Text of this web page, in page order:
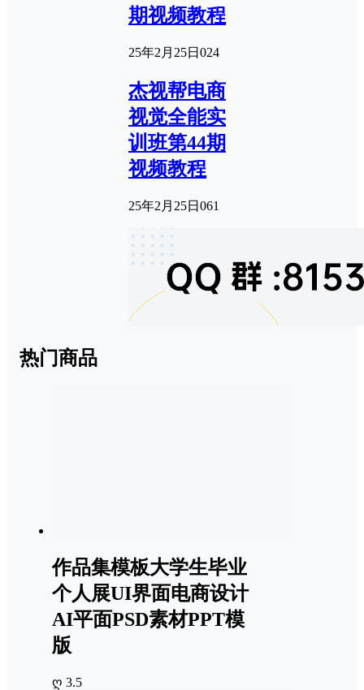
期视频教程
25年2月25日 024
杰视帮电商
视觉全能实
训班第44期
视频教程
25年2月25日 061
热门商品
作品集模板大学生毕业
个人展UI界面电商设计
AI平面PSD素材PPT模
版
ღ 3.5